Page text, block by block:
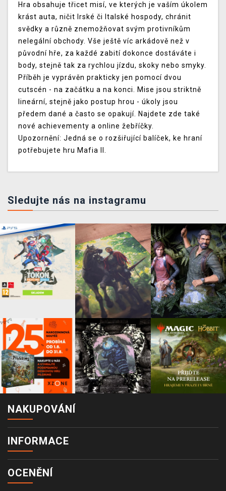
Hra obsahuje třicet misí, ve kterých je vaším úkolem
krást auta, ničit Irské či Italské hospody, chránit
svědky a různě znemožňovat svým protivníkům
nelegální obchody. Vše ještě víc arkádově než v
původní hře, za každé zabití dokonce dostáváte i
body, stejně tak za rychlou jízdu, skoky nebo smyky.
Příběh je vyprávěn prakticky jen pomocí dvou
cutscén - na začátku a na konci. Mise jsou striktně
lineární, stejně jako postup hrou - úkoly jsou
předem dané a často se opakují. Najdete zde také
nové achievementy a online žebříčky.
Upozornění: Jedná se o rozšiřující balíček, ke hraní
potřebujete hru Mafia II.
Sledujte nás na instagramu
NAKUPOVÁNÍ
INFORMACE
OCENĚNÍ